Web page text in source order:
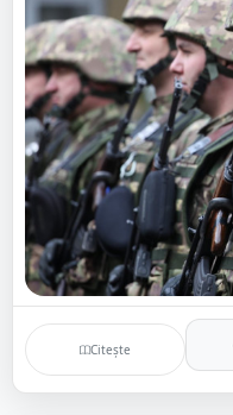
Citește